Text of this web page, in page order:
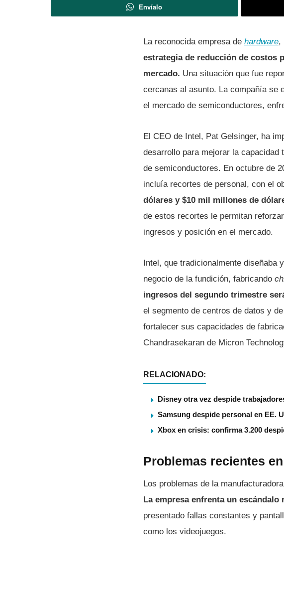
Envíalo
La reconocida empresa de hardware,
estrategia de reducción de costos
mercado. Una situación que fue
cercanas al asunto. La compañía se
el mercado de semiconductores,
El CEO de Intel, Pat Gelsinger, ha
desarrollo para mejorar la
de semiconductores. En octubre de
incluía recortes de personal, con el
dólares y $10 mil millones de
de estos recortes le permitan
ingresos y posición en el mercado.
Intel, que tradicionalmente diseñaba
negocio de la fundición, fabricando
ingresos del segundo trimestre
el segmento de centros de datos y
fortalecer sus capacidades de
Chandrasekaran de Micron
RELACIONADO:
Disney otra vez despide
Samsung despide personal en EE.
Xbox en crisis: confirma 3.200
Problemas recientes
Los problemas de la
La empresa enfrenta un escándalo
presentado fallas constantes y
como los videojuegos.